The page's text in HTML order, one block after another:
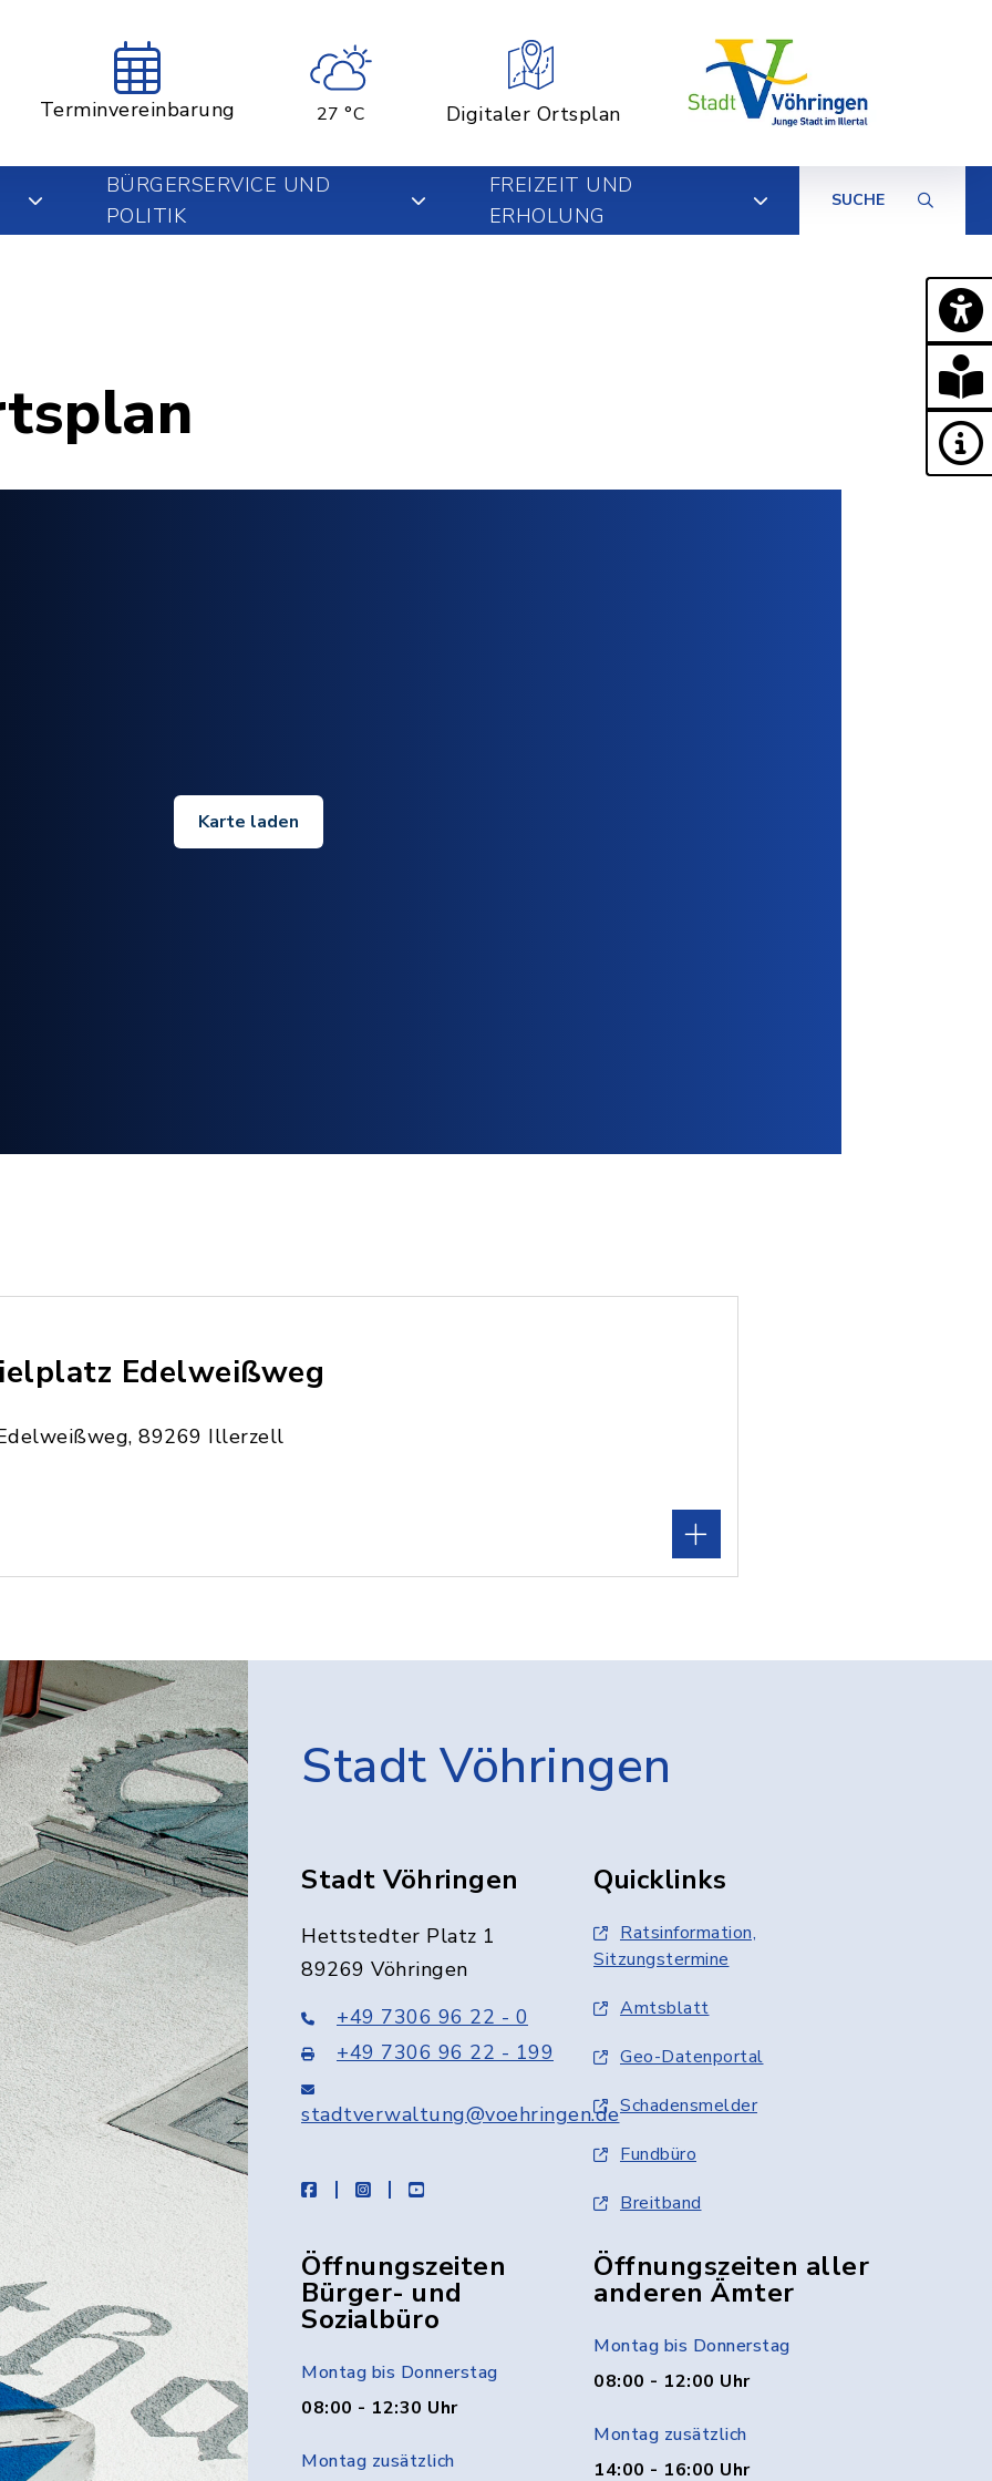
Terminvereinbarung 27 °C Digitaler Ortsplan
BÜRGERSERVICE UND
POLITIK
FREIZEIT UND
ERHOLUNG
SUCHE
Karte laden
Edelweißweg
89269 Illerzell
Stadt Vöhringen
Stadt Vöhringen
Hettstedter Platz 1
89269 Vöhringen
+49 7306 96 22 - 0
+49 7306 96 22 - 199
stadtverwaltung@voehringen.de
facebookinstagramyoutube
Quicklinks
Ratsinformation,
Sitzungstermine
Amtsblatt
Geo-Datenportal
Schadensmelder
Fundbüro
Breitband
Öffnungszeiten
Bürger- und
Sozialbüro
Montag bis Donnerstag
08:00 - 12:30 Uhr
Montag zusätzlich
Öffnungszeiten aller
anderen Ämter
Montag bis Donnerstag
08:00 - 12:00 Uhr
Montag zusätzlich
14:00 - 16:00 Uhr